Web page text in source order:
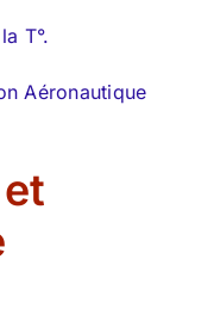
T°.
Aéronautique